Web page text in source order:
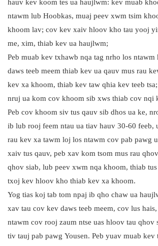
hauv kev koom tes ua haujlwm: kev muab
ntawm lub Hoobkas, muaj peev xwm tsim
khoom lav; cov kev xaiv hloov kho tau yooj
me, xim, thiab kev ua haujlwm;
Peb muab kev txhawb nqa tag nrho los ntawm
daws teeb meem thiab kev ua qauv mus rau
kev xa khoom, thiab kev taw qhia kev teeb
nruj ua kom cov khoom sib xws thiab cov nqi
Peb cov khoom siv tus qauv sib dhos ua ke,
ib lub rooj feem ntau ua tiav hauv 30-60 feeb,
rau kev xa tawm loj los ntawm cov pab pawg
xaiv tus qauv, peb xav kom tsom mus rau
qhov siab, lub peev xwm nqa khoom, thiab
txoj kev hloov kho thiab kev xa khoom.
Yog tias koj tab tom npaj ib qho chaw ua
xav tau cov kev daws teeb meem, cov lus
ntawm cov rooj zaum ntse uas hloov tau
tiv tauj pab pawg Yousen. Peb yuav muab kev